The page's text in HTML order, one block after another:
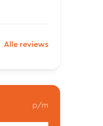
Alle reviews
p/m